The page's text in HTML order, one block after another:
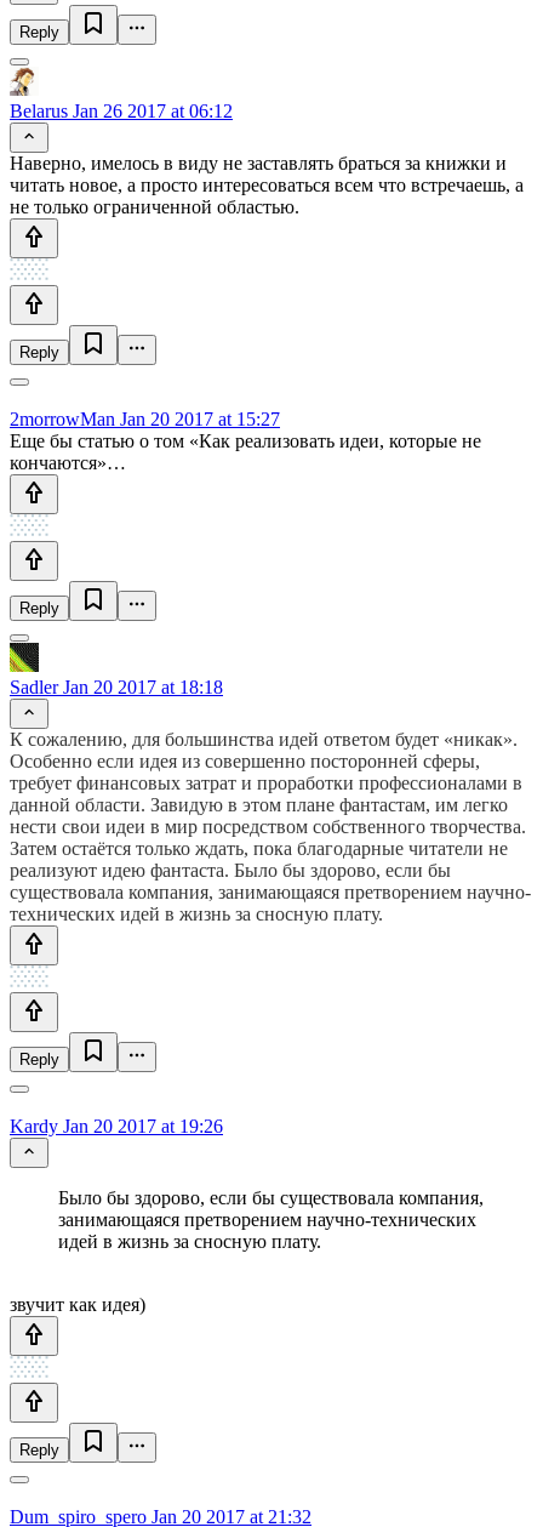
Reply
Belarus Jan 26 2017 at 06:12
Наверно, имелось в виду не заставлять браться за книжки и
читать новое, а просто интересоваться всем что встречаешь, а
не только ограниченной областью.
Reply
2morrowMan Jan 20 2017 at 15:27
Еще бы статью о том «Как реализовать идеи, которые не
кончаются»…
Reply
SadlerJan 20 2017 at 18:18
К сожалению, для большинства идей ответом будет «никак».
Особенно если идея из совершенно посторонней сферы,
требует финансовых затрат и проработки профессионалами в
данной области. Завидую в этом плане фантастам, им легко
нести свои идеи в мир посредством собственного творчества.
Затем остаётся только ждать, пока благодарные читатели не
реализуют идею фантаста. Было бы здорово, если бы
существовала компания, занимающаяся претворением научно-
технических идей в жизнь за сносную плату.
Reply
Kardy Jan 20 2017 at 19:26
Было бы здорово, если бы существовала компания,
занимающаяся претворением научно-технических
идей в жизнь за сносную плату.
звучит как идея)
Reply
Dum_spiro_spero Jan 20 2017 at 21:32